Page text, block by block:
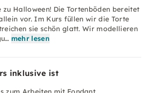
zu Halloween! Die Tortenböden bereitet
vor. Im Kurs füllen wir die Torte
sie schön glatt. Wir modellieren
mehr lesen
inklusive ist